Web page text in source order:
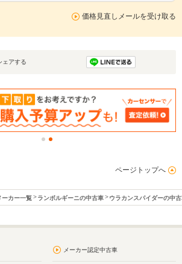
価格見直しメールを受け取る
ェアする
ページトップへ
ーカー一覧 ランボルギーニの中古車 ウラカンスパイダーの中
メーカー認定中古車